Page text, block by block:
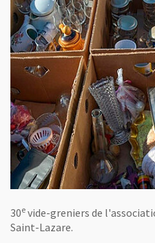
30e vide-greniers de
Saint-Lazare.